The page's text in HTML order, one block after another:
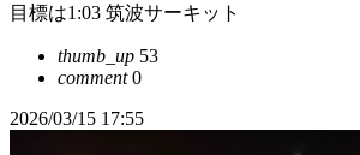
目標は1:03 筑波サーキット
thumb_up 53
comment0
2026/03/15 17:55